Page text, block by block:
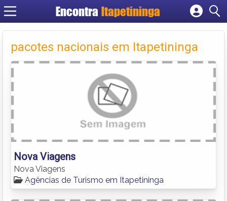
Encontra Itapetininga
Cadastrar empresa
Criar conta
pacotes nacionais em Itapetininga
Nova Viagens
Nova Viagens
Agências de Turismo em Itapetininga